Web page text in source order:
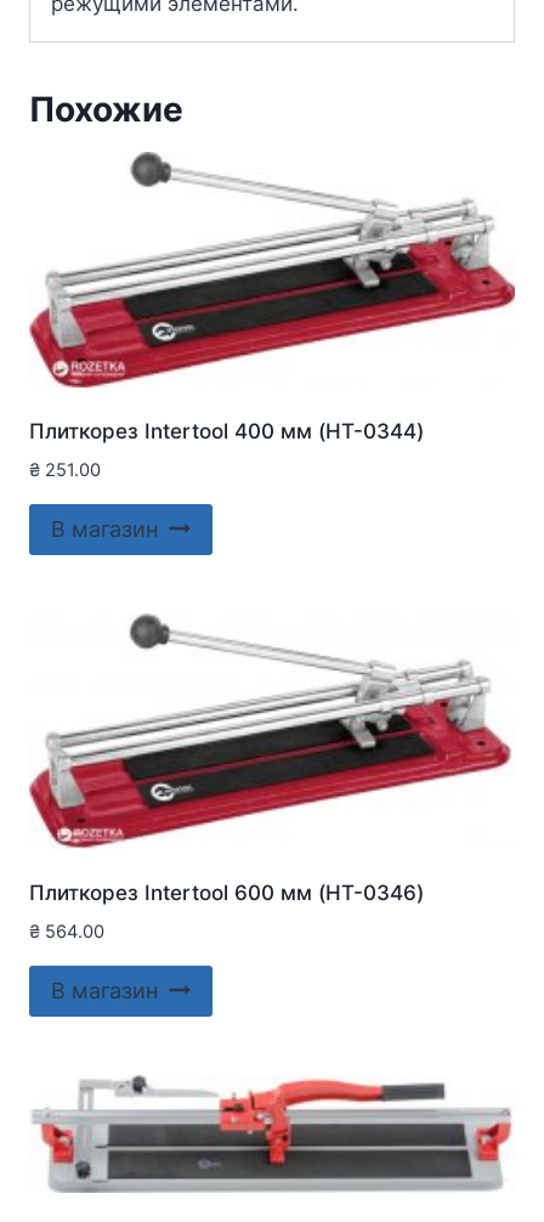
Похожие
Плиткорез Intertool 400 мм (HT-0344)
₴ 251.00
В магазин
Плиткорез Intertool 600 мм (HT-0346)
₴ 564.00
В магазин